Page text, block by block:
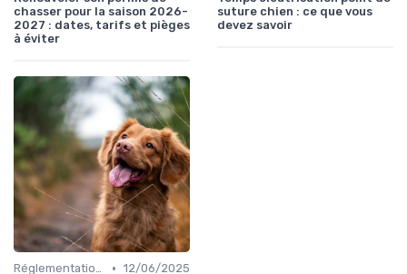
chasser pour la saison 2026-
2027 : dates, tarifs et pièges
à éviter
suture chien : ce que vous
devez savoir
Réglementations de chasse • 12/06/2025